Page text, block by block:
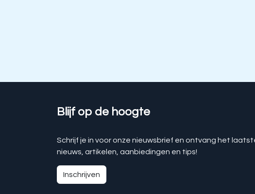
Blijf op de hoogte
Schrijf je in voor onze nieuwsbrief en ontvang het
nieuws, artikelen, aanbiedingen en tips!
Inschrijven